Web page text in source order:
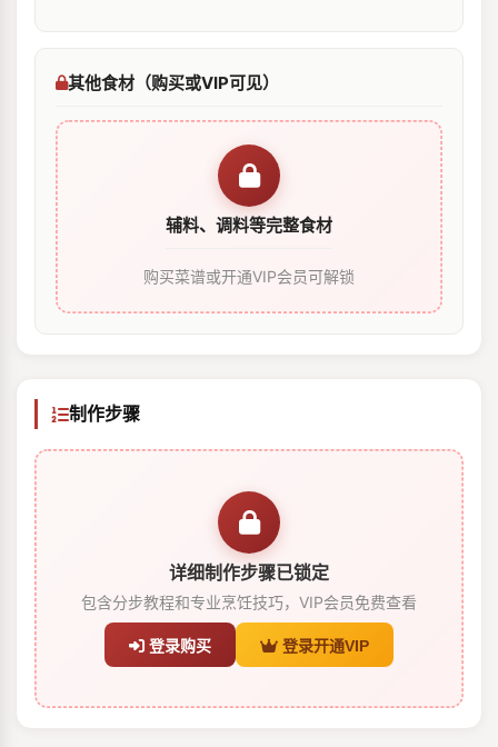
其他食材（购买或VIP可见）
辅料、调料等完整食材
购买菜谱或开通VIP会员可解锁
制作步骤
详细制作步骤已锁定
包含分步教程和专业烹饪技巧，VIP会员免费查看
登录购买 登录开通VIP